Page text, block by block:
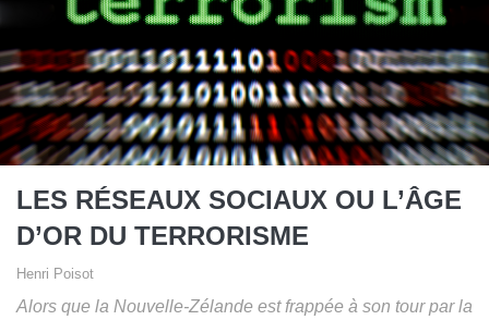
​LES RÉSEAUX SOCIAUX OU L’ÂGE
D’OR DU TERRORISME
Henri Poisot
Alors que la Nouvelle-Zélande est frappée à son tour par la